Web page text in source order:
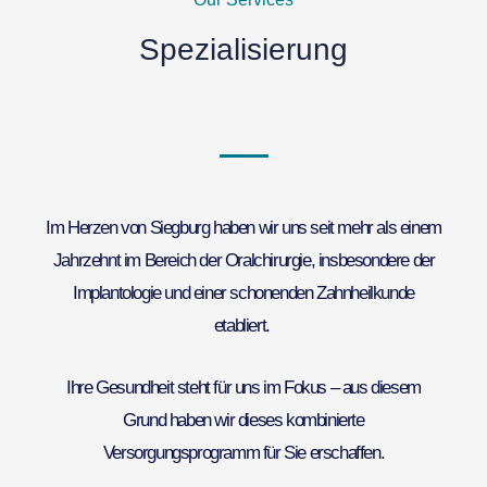
Spezialisierung
Im Herzen von Siegburg haben wir uns seit mehr als einem
Jahrzehnt im Bereich der Oralchirurgie, insbesondere der
Implantologie und einer schonenden Zahnheilkunde
etabliert.
Ihre Gesundheit steht für uns im Fokus – aus diesem
Grund haben wir dieses kombinierte
Versorgungsprogramm für Sie erschaffen.